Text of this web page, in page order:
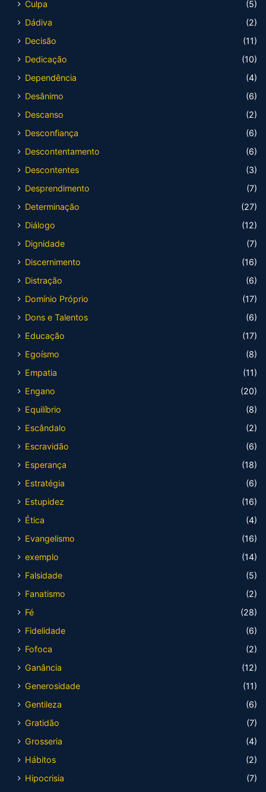
Culpa
(5)
Dádiva
(2)
Decisão
(11)
Dedicação
(10)
Dependência
(4)
Desânimo
(6)
Descanso
(2)
Desconfiança
(6)
Descontentamento
(6)
Descontentes
(3)
Desprendimento
(7)
Determinação
(27)
Diálogo
(12)
Dignidade
(7)
Discernimento
(16)
Distração
(6)
Domínio Próprio
(17)
Dons e Talentos
(6)
Educação
(17)
Egoísmo
(8)
Empatia
(11)
Engano
(20)
Equilíbrio
(8)
Escândalo
(2)
Escravidão
(6)
Esperança
(18)
Estratégia
(6)
Estupidez
(16)
Ética
(4)
Evangelismo
(16)
exemplo
(14)
Falsidade
(5)
Fanatismo
(2)
Fé
(28)
Fidelidade
(6)
Fofoca
(2)
Ganância
(12)
Generosidade
(11)
Gentileza
(6)
Gratidão
(7)
Grosseria
(4)
Hábitos
(2)
Hipocrisia
(7)